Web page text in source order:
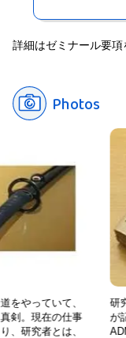
詳細はゼミナール要項
Photos
をやっていて、
剣。現在の仕事
、研究者とは、
研
が